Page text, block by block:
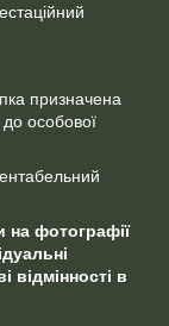
призначена
особової
на фотографії
відмінності в